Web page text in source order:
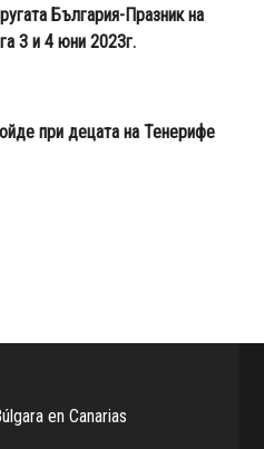
България-Празник на
3 и 4 юни 2023г.
при децата на Тенерифе
en Canarias